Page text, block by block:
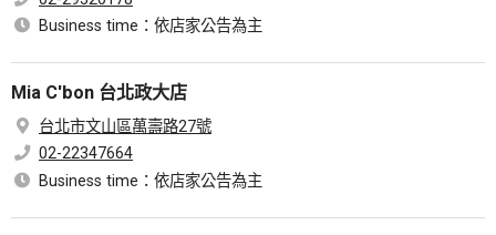
Business time：依店家公告為主
Mia C'bon 台北政大店
台北市文山區萬壽路27號
02-22347664
Business time：依店家公告為主